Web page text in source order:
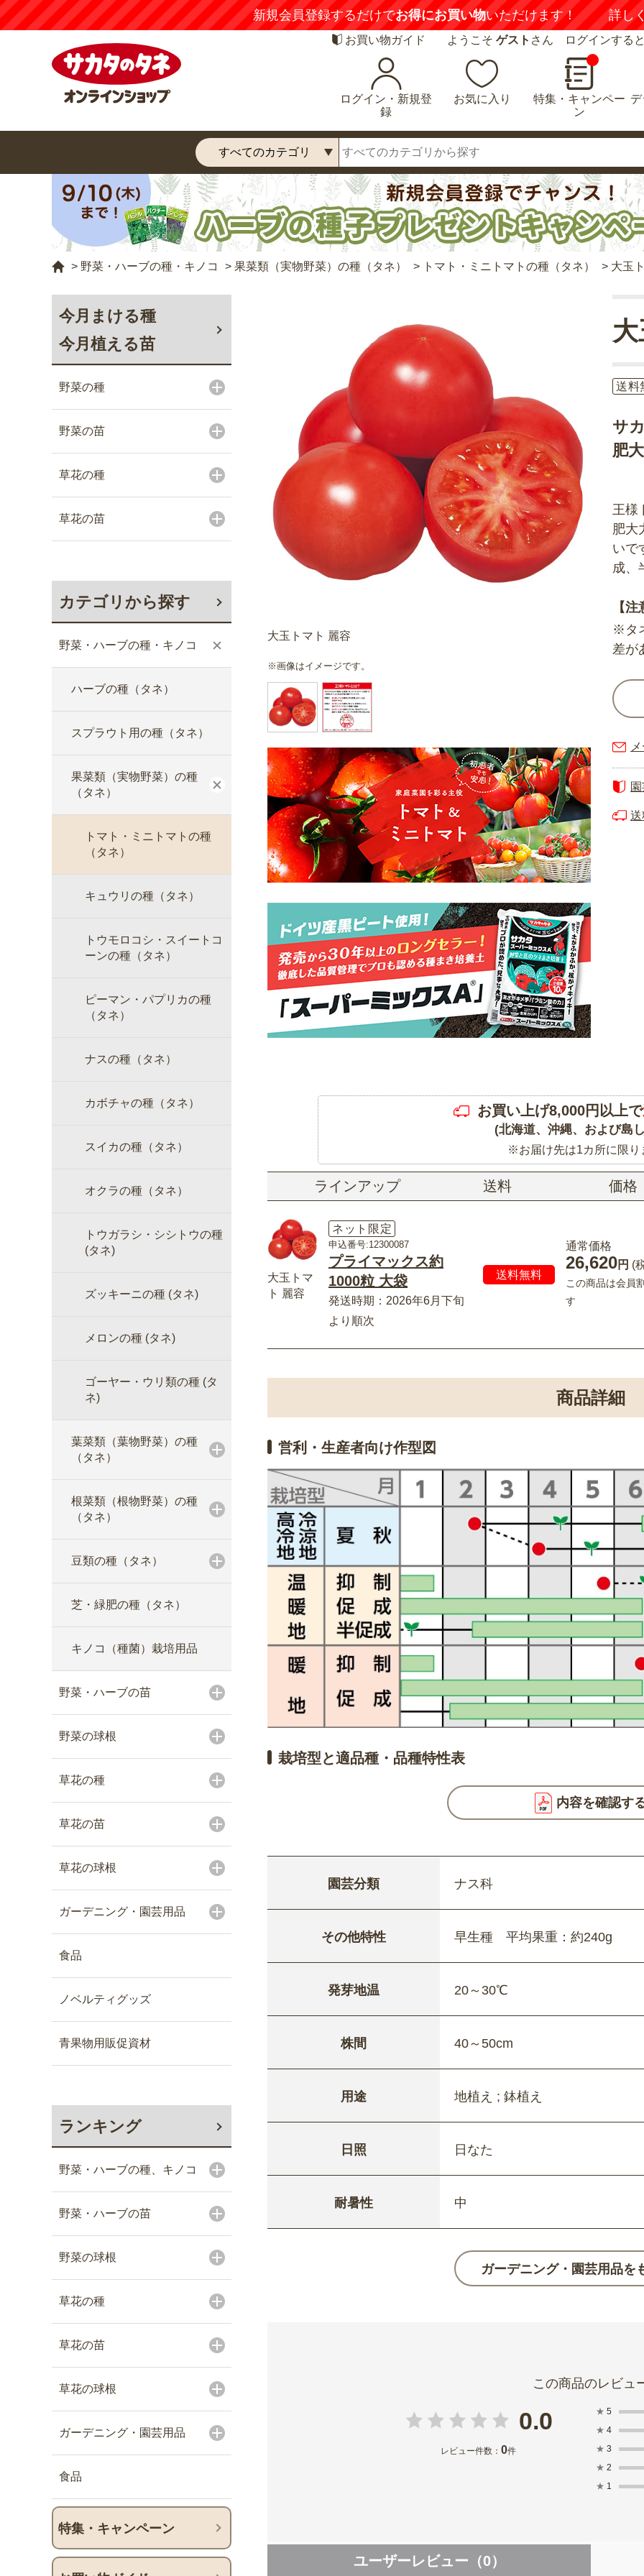
新規会員登録するだけでお得にお買い物いただけます！ 詳し
お買い物ガイド ようこそ ゲスト さん ログインする
ログイン・新規登
録
お気に入り
特集・キャンペー
ン
> 野菜・ハーブの種・キノコ > 果菜類（実物野菜）の種（タネ） > トマト・ミニトマトの種（タネ） > 大玉
今月まける種
今月植える苗
野菜の種
野菜の苗
草花の種
草花の苗
カテゴリから探す
野菜・ハーブの種・キノコ
ハーブの種（タネ）
スプラウト用の種（タネ）
果菜類（実物野菜）の種
（タネ）
トマト・ミニトマトの種
（タネ）
キュウリの種（タネ）
トウモロコシ・スイートコ
ーンの種（タネ）
ピーマン・パプリカの種
（タネ）
ナスの種（タネ）
カボチャの種（タネ）
スイカの種（タネ）
オクラの種（タネ）
トウガラシ・シシトウの種
(タネ)
ズッキーニの種 (タネ)
メロンの種 (タネ)
ゴーヤー・ウリ類の種 (タ
ネ)
葉菜類（葉物野菜）の種
（タネ）
根菜類（根物野菜）の種
（タネ）
豆類の種（タネ）
芝・緑肥の種（タネ）
キノコ（種菌）栽培用品
野菜・ハーブの苗
野菜の球根
草花の種
草花の苗
草花の球根
ガーデニング・園芸用品
食品
ノベルティグッズ
青果物用販促資材
ランキング
野菜・ハーブの種、キノコ
野菜・ハーブの苗
野菜の球根
草花の種
草花の苗
草花の球根
ガーデニング・園芸用品
食品
特集・キャンペーン
大玉トマト 麗容
※画像はイメージです。
送料
サ
肥
王様
肥大
いで
成、
【
※タ
差が
送
お買い上げ8,000円以上で
(北海道、沖縄、および島
※お届け先は1カ所に限り
ラインアップ 送料 価格
大玉トマ
ト 麗容
ネット限定
申込番号:12300087
プライマックス約
1000粒 大袋
発送時期：2026年6月下旬
より順次
送料無料
通常価格
26,620円 (
この商品は会員
す
商品詳細
営利・生産者向け作型図
栽培型と適品種・品種特性表
内容を確認す
園芸分類 ナス科
その他特性 早生種 平均果重：約240g
発芽地温 20～30℃
株間 40～50cm
用途 地植え ; 鉢植え
日照 日なた
耐暑性 中
ガーデニング・園芸用品を
0.0
レビュー件数： 0件
★ 5
★ 4
★ 3
★ 2
★ 1
ユーザーレビュー （0）